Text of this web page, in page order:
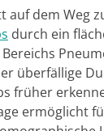
auf dem Weg
durch ein
überfällige
früher
ermöglicht